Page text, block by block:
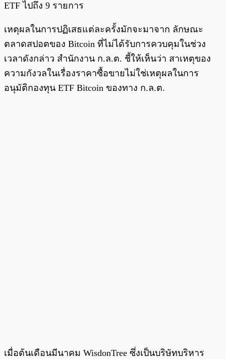
ETF ไปถึง 9 รายการ
เหตุผลในการปฏิเสธแต่ละครั้งมักจะมาจาก ลักษณะ
ตลาดสปอตของ Bitcoin ที่ไม่ได้รับการควบคุมในช่วง
เวลาดังกล่าว สำนักงาน ก.ล.ต. ชี้ให้เห็นว่า สาเหตุของ
ความกังวลในเรื่องราคาซื้อขายไม่ใช่เหตุผลในการ
อนุมัติกองทุน ETF Bitcoin ของทาง ก.ล.ต.
เมื่อต้นเดือนมีนาคม WisdonTree ซึ่งเป็นบริษัทบริหาร